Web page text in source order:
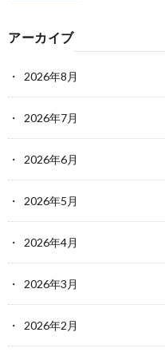
アーカイブ
2026年8月
2026年7月
2026年6月
2026年5月
2026年4月
2026年3月
2026年2月